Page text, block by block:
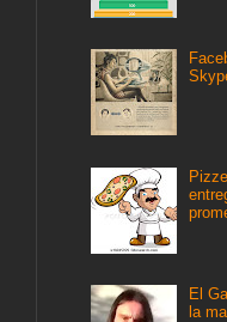
El
la